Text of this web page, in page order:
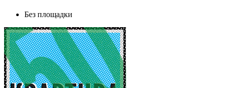
Без площадки